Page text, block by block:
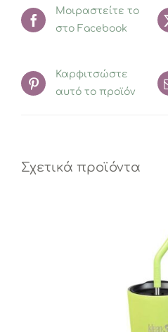
Μοιραστείτε το
στο Facebook
Καρφιτσώστε
αυτό το προϊόν
Σχετικά προϊόντα